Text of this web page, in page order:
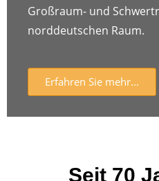
Großraum- und
norddeutschen Raum.
Erfahren Sie mehr...
Seit 70